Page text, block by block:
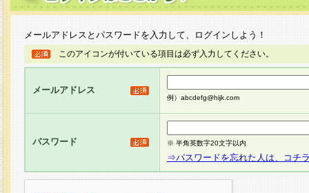
メールアドレスとパスワードを入力して、ログインしよう！
このアイコンが付いている項目は必ず入力してください。
メールアドレス
例）abcdefg@hijk.com
パスワード ※ 半角英数字20文字以内
⇒パスワードを忘れた人は、コチ